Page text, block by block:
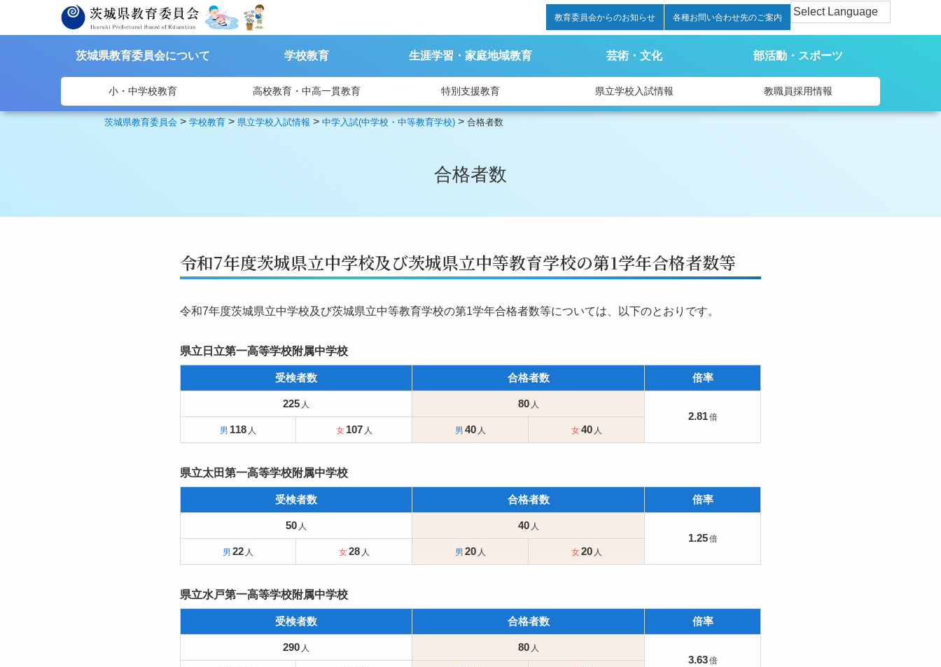
教育委員会からのお知らせ 各種お問い合わせ先のご案内
茨城県教育委員会について 学校教育 生涯学習・家庭地域教育 芸術・文化 部活動・スポーツ
小・中学校教育 高校教育・中高一貫教育 特別支援教育 県立学校入試情報 教職員採用情報
茨城県教育委員会 >学校教育 > 県立学校入試情報 >中学入試(中学校・中等教育学校) >合格者数
合格者数
令和7年度茨城県立中学校及び茨城県立中等教育学校の第1学年合格者数等
令和7年度茨城県立中学校及び茨城県立中等教育学校の第1学年合格者数等については、以下のとおりです。
県立日立第一高等学校附属中学校
受検者数 合格者数 倍率
225
80
2.81
118
107 40 40
県立太田第一高等学校附属中学校
受検者数 合格者数 倍率
50
40
1.25
22
28 20 20
県立水戸第一高等学校附属中学校
受検者数 合格者数 倍率
290
80
3.63